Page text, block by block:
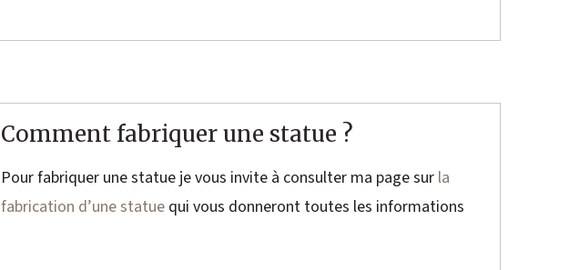
Comment fabriquer une statue ?
Pour fabriquer une statue je vous invite à consulter ma page sur la
fabrication d’une statue qui vous donneront toutes les informations